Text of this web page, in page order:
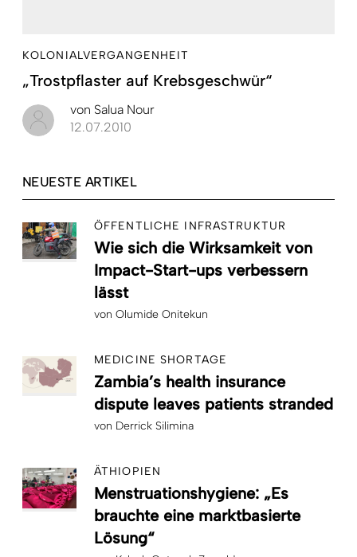
KOLONIALVERGANGENHEIT
„Trostpflaster auf Krebsgeschwür“
von Salua Nour
12.07.2010
NEUESTE ARTIKEL
ÖFFENTLICHE INFRASTRUKTUR
Wie sich die Wirksamkeit von
Impact-Start-ups verbessern
lässt
von Olumide Onitekun
MEDICINE SHORTAGE
Zambia’s health insurance
dispute leaves patients stranded
von Derrick Silimina
ÄTHIOPIEN
Menstruationshygiene: „Es
brauchte eine marktbasierte
Lösung“